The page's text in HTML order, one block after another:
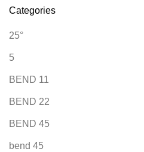
Categories
25°
5
BEND 11
BEND 22
BEND 45
bend 45